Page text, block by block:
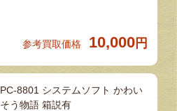
参考買取価格 10,000 円
PC-8801 システムソフト かわい
そう物語 箱説有